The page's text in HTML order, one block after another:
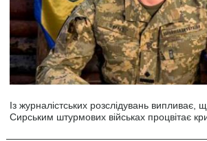
Із журналістських розслідувань випливає,
Сирським штурмових військах процвітає